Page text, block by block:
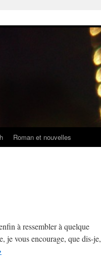
Roman et nouvelles
à ressembler à quelque
je vous encourage, que dis-je,